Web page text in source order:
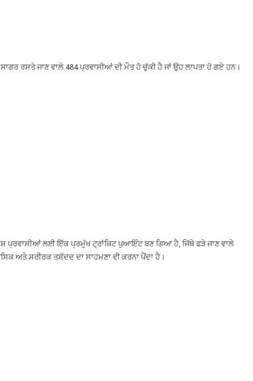
ਰਸਤੇ ਜਾਣ ਵਾਲੇ 484 ਪ੍ਰਵਾਸੀਆਂ ਦੀ ਮੌਤ ਹੋ ਚੁੱਕੀ ਹੈ ਜਾਂ ਉਹ ਲਾਪਤਾ ਹੋ ਗਏ ਹਨ।
ਪ੍ਰਵਾਸੀਆਂ ਲਈ ਇੱਕ ਪ੍ਰਮੁੱਖ ਟ੍ਰਾਂਜ਼ਿਟ ਪੁਆਇੰਟ ਬਣ ਗਿਆ ਹੈ, ਜਿੱਥੇ ਫੜੇ ਜਾਣ ਵਾਲੇ
ਅਤੇ ਸਰੀਰਕ ਤਸ਼ੱਦਦ ਦਾ ਸਾਹਮਣਾ ਵੀ ਕਰਨਾ ਪੈਂਦਾ ਹੈ।